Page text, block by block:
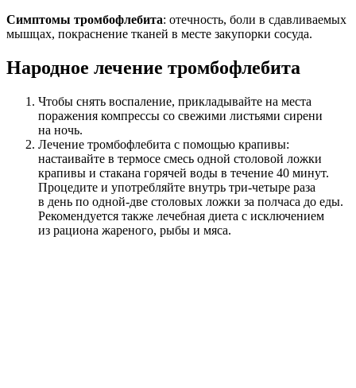
Симптомы тромбофлебита: отечность, боли в сдавливаемых
мышцах, покраснение тканей в месте закупорки сосуда.
Народное лечение тромбофлебита
Чтобы снять воспаление, прикладывайте на места
поражения компрессы со свежими листьями сирени
на ночь.
Лечение тромбофлебита с помощью крапивы:
настаивайте в термосе смесь одной столовой ложки
крапивы и стакана горячей воды в течение 40 минут.
Процедите и употребляйте внутрь три-четыре раза
в день по одной-две столовых ложки за полчаса до еды.
Рекомендуется также лечебная диета с исключением
из рациона жареного, рыбы и мяса.